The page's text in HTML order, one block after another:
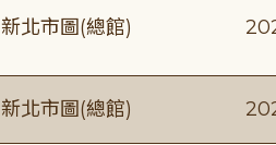
新北市圖(總館)
新北市圖(總館)